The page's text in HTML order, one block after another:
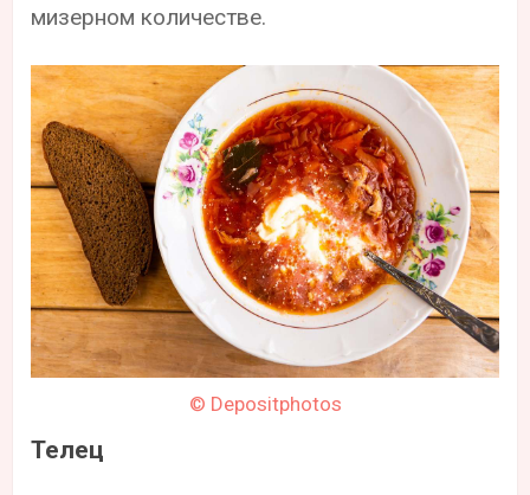
мизерном количестве.
© Depositphotos
Телец